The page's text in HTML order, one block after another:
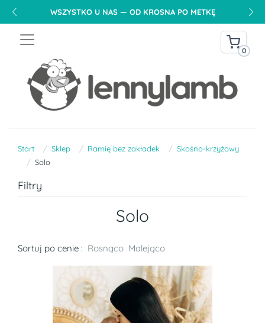
WSZYSTKO U NAS — OD KROSNA PO METKĘ
0
Start Sklep Ramię bez zakładek
Skośno-krzyżowy
Solo
Filtry
Solo
Sortuj po cenie : Rosnąco Malejąco